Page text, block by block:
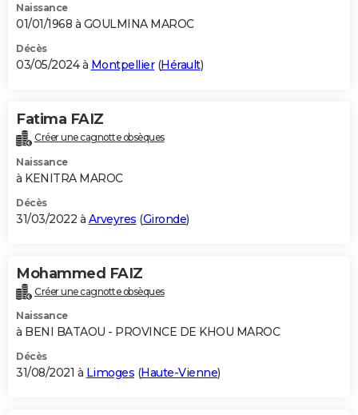
Naissance
01/01/1968 à GOULMINA MAROC
Décès
03/05/2024 à Montpellier(Hérault)
Fatima FAIZ
Créer une cagnotte obsèques
Naissance
à KENITRA MAROC
Décès
31/03/2022 à Arveyres (Gironde)
Mohammed FAIZ
Créer une cagnotte obsèques
Naissance
à BENI BATAOU - PROVINCE DE KHOU MAROC
Décès
31/08/2021 à Limoges (Haute-Vienne)